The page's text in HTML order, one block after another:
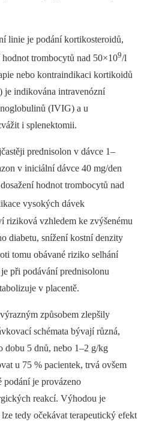
linie je podání kortikosteroidů,
trombocytů nad 50×109/l
nebo kontraindikaci kortikoidů
je indikována intravenózní
(IVIG) a u
i splenektomii.
prednisolon v dávce 1–
v iniciální dávce 40 mg/den
hodnot trombocytů nad
vysokých dávek
riziková vzhledem ke zvýšenému
diabetu, snížení kostní denzity
tomu obávané riziko selhání
při podávání prednisolonu
v placentě.
způsobem zlepšily
schémata bývají různá,
dobu 5 dnů, nebo 1–2 g/kg
u 75 % pacientek, trvá ovšem
podání je provázeno
reakcí. Výhodou je
tedy očekávat terapeutický efekt